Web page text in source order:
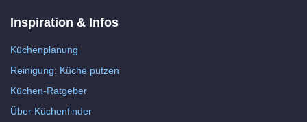
Inspiration & Infos
Küchenplanung
Reinigung: Küche putzen
Küchen-Ratgeber
Über Küchenfinder